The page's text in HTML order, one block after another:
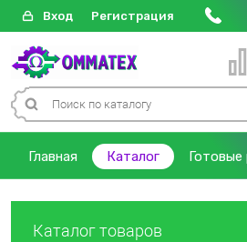
Вход Регистрация
Главная Каталог Готовые
Каталог товаров